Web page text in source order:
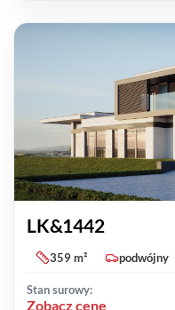
LK&1442
359 m² podwójny
Stan surowy:
Zobacz cenę